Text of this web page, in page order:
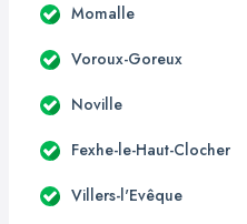
Momalle
Voroux-Goreux
Noville
Fexhe-le-Haut-Clocher
Villers-l'Evêque